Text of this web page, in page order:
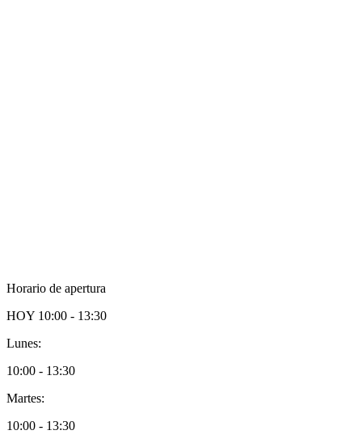
Horario de apertura
HOY 10:00 - 13:30
Lunes:
10:00 - 13:30
Martes:
10:00 - 13:30